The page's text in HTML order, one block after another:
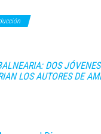
DOS
LOS AUTORES DE